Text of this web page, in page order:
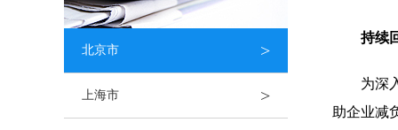
北京市 >
上海市 >
持续
为深
助企业减